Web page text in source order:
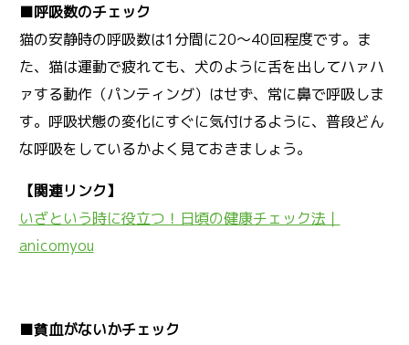
■呼吸数のチェック
猫の安静時の呼吸数は1分間に20～40回程度です。ま
た、猫は運動で疲れても、犬のように舌を出してハァハ
ァする動作（パンティング）はせず、常に鼻で呼吸しま
す。呼吸状態の変化にすぐに気付けるように、普段どん
な呼吸をしているかよく見ておきましょう。
【関連リンク】
いざという時に役立つ！日頃の健康チェック法｜
anicomyou
■貧血がないかチェック